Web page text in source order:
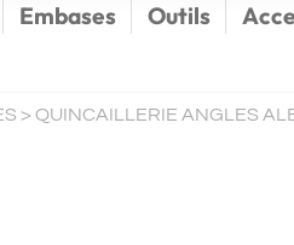
Embases Outils
> QUINCAILLERIE ANGLES